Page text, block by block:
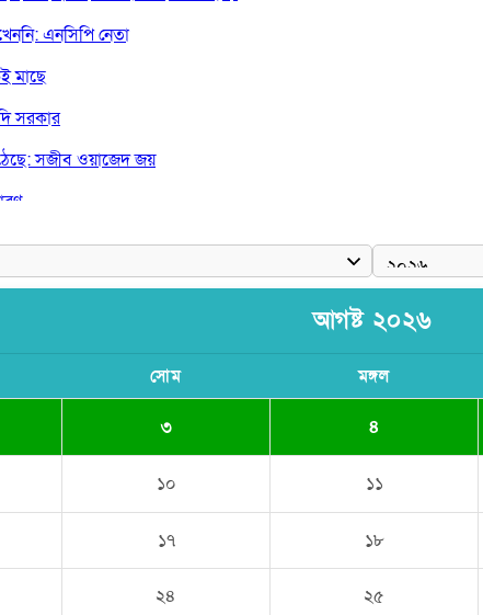
এনসিপি নেতা
মাছে
সরকার
সজীব ওয়াজেদ জয়
নয়: ভারপ্রাপ্ত রাষ্ট্রপতি
আগষ্ট ২০২৬
সোম মঙ্গল
৩ ৪
১০ ১১
১৭ ১৮
২৪ ২৫